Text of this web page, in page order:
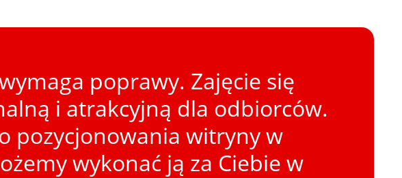
poprawy. Zajęcie się
i atrakcyjną dla odbiorców.
pozycjonowania witryny w
wykonać ją za Ciebie w